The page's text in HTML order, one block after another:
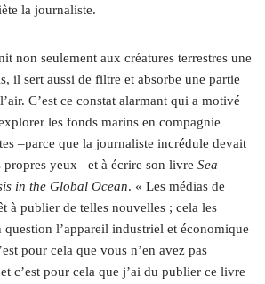
la journaliste.
non seulement aux créatures terrestres une
il sert aussi de filtre et absorbe une partie
C’est ce constat alarmant qui a motivé
les fonds marins en compagnie
–parce que la journaliste incrédule devait
propres yeux– et à écrire son livre Sea
in the Global Ocean. « Les médias de
à publier de telles nouvelles ; cela les
question l’appareil industriel et économique
pour cela que vous n’en avez pas
c’est pour cela que j’ai du publier ce livre